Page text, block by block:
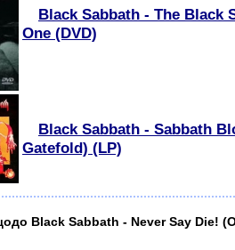
Black Sabbath - The Black
One (DVD)
Black Sabbath - Sabbath
Gatefold) (LP)
Black Sabbath - Never Say Die!